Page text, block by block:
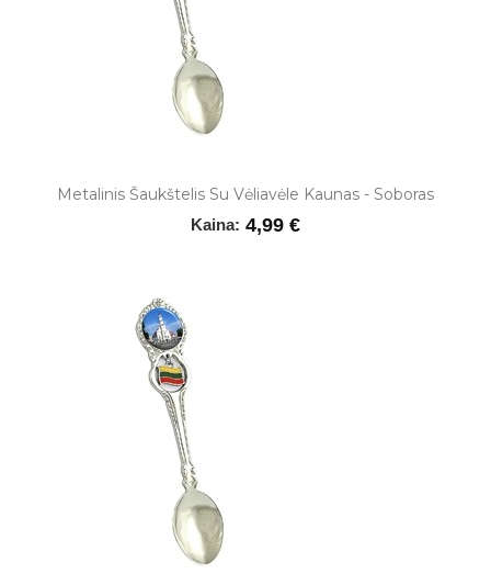
Metalinis Šaukštelis Su Vėliavėle Kaunas - Soboras
Kaina: 4,99 €